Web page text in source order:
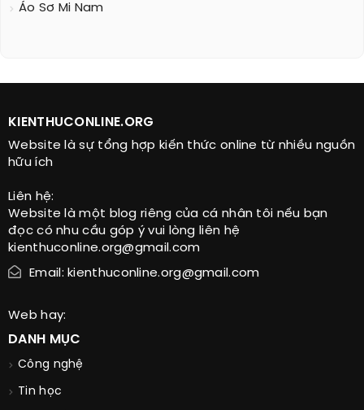
Áo Sơ Mi Nam
KIENTHUCONLINE.ORG
Website là sự tổng hợp kiến thức online từ nhiều nguồn
hữu ích
Liên hệ:
Website là một blog riêng của cá nhân tôi nếu bạn
đọc có nhu cầu góp ý vui lòng liên hệ
kienthuconline.org@gmail.com
Email: kienthuconline.org@gmail.com
Web hay:
DANH MỤC
Công nghệ
Tin học